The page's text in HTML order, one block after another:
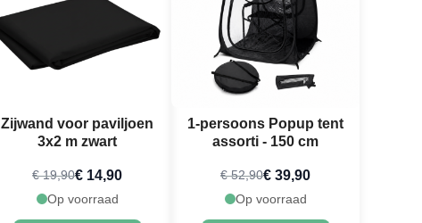
Zijwand voor paviljoen
3x2 m zwart
€ 19,90€ 14,90
Op voorraad
1-persoons Popup tent
assorti - 150 cm
€ 52,90€ 39,90
Op voorraad